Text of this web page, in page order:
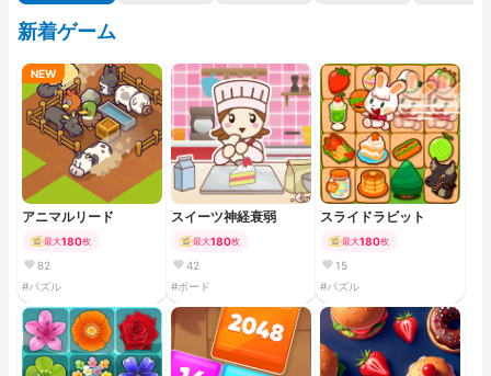
新着ゲーム
NEW
アニマルリード
最大180枚
82
#パズル
スイーツ神経衰弱
最大180枚
42
#ボード
スライドラビット
最大180枚
15
#パズル